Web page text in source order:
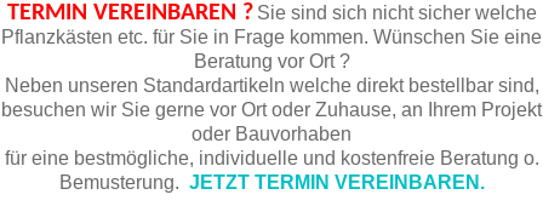
TERMIN VEREINBAREN ? Sie sind sich nicht sicher welche
Pflanzkästen etc. für Sie in Frage kommen. Wünschen Sie eine
Beratung vor Ort ?
Neben unseren Standardartikeln welche direkt bestellbar sind,
besuchen wir Sie gerne vor Ort oder Zuhause, an Ihrem Projekt
oder Bauvorhaben
für eine bestmögliche, individuelle und kostenfreie Beratung o.
Bemusterung. JETZT TERMIN VEREINBAREN.